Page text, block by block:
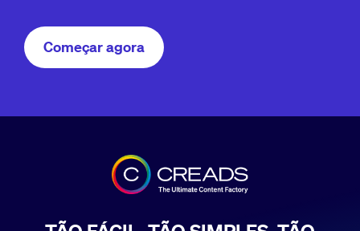
Começar agora